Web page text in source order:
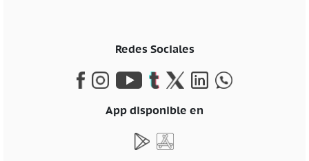
Redes Sociales
App disponible en